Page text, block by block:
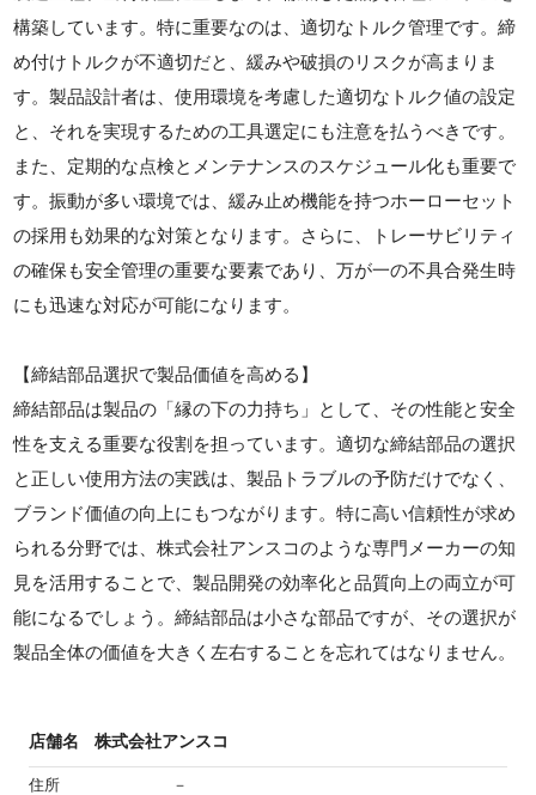
構築しています。特に重要なのは、適切なトルク管理です。締
め付けトルクが不適切だと、緩みや破損のリスクが高まりま
す。製品設計者は、使用環境を考慮した適切なトルク値の設定
と、それを実現するための工具選定にも注意を払うべきです。
また、定期的な点検とメンテナンスのスケジュール化も重要で
す。振動が多い環境では、緩み止め機能を持つホーローセット
の採用も効果的な対策となります。さらに、トレーサビリティ
の確保も安全管理の重要な要素であり、万が一の不具合発生時
にも迅速な対応が可能になります。
【締結部品選択で製品価値を高める】
締結部品は製品の「縁の下の力持ち」として、その性能と安全
性を支える重要な役割を担っています。適切な締結部品の選択
と正しい使用方法の実践は、製品トラブルの予防だけでなく、
ブランド価値の向上にもつながります。特に高い信頼性が求め
られる分野では、株式会社アンスコのような専門メーカーの知
見を活用することで、製品開発の効率化と品質向上の両立が可
能になるでしょう。締結部品は小さな部品ですが、その選択が
製品全体の価値を大きく左右することを忘れてはなりません。
店舗名 株式会社アンスコ
住所 －